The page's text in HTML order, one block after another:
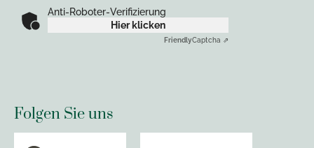
Anti-Roboter-Verifizierung
Hier klicken
FriendlyCaptcha ⇗
Folgen Sie uns